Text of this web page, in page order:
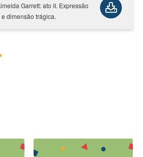
Garrett: ato II. Expressão
dimensão trágica.